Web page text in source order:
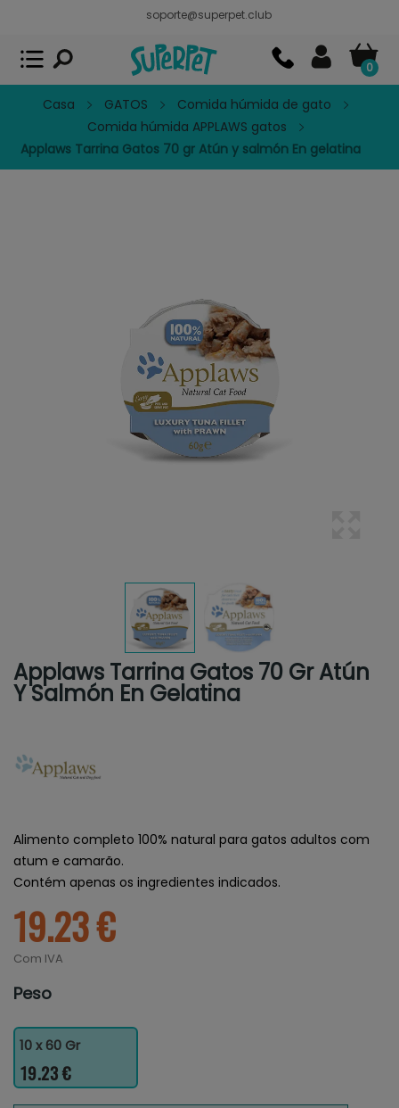
soporte@superpet.club
0
Casa GATOS
Comida húmida de gato
Comida húmida APPLAWS gatos
Applaws Tarrina Gatos 70 gr Atún y salmón En gelatina
Applaws Tarrina Gatos 70 Gr Atún
Y Salmón En Gelatina
Alimento completo 100% natural para gatos adultos com
atum e camarão.
Contém apenas os ingredientes indicados.
19.23 €
Com IVA
Peso
10 x 60 Gr
19.23 €
Superpet, comida para mascotas
APP GRATIS - En Google Play